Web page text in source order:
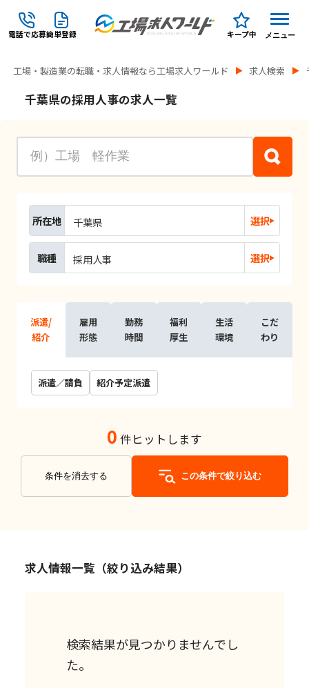
電話で応募簡単登録 キープ中 メニュー
工場・製造業の転職・求人情報なら工場求人ワールド 求人検索
千葉県の採用人事の求人一覧
所在地 千葉県 選択
職種 採用人事 選択
派遣/
紹介
雇用
形態
勤務
時間
福利
厚生
生活
環境
こだ
わり
派遣／請負 紹介予定派遣
0 件ヒットします
条件を消去する この条件で絞り込む
求人情報一覧（絞り込み結果）
検索結果が見つかりませんでし
た。